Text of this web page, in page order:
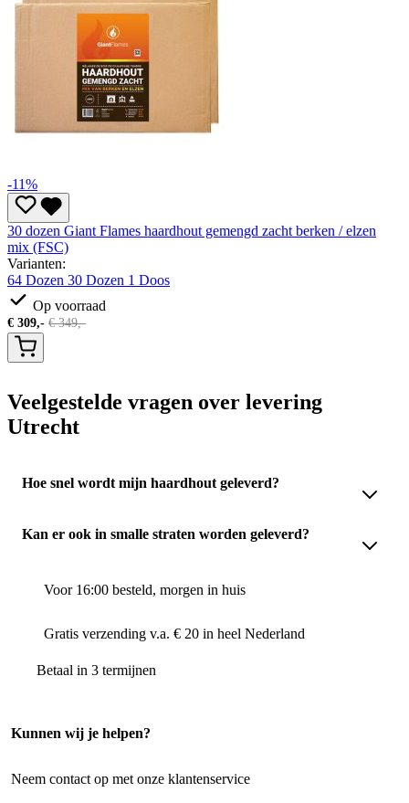
-11%
30 dozen Giant Flames haardhout gemengd zacht berken / elzen
mix (FSC)
Varianten:
64 Dozen 30 Dozen 1 Doos
Op voorraad
€ 309,- €349,-
Veelgestelde vragen over levering
Utrecht
Hoe snel wordt mijn haardhout geleverd?
Kan er ook in smalle straten worden geleverd?
Voor 16:00 besteld, morgen in huis
Gratis verzending v.a. € 20 in heel Nederland
Betaal in 3 termijnen
Kunnen wij je helpen?
Neem contact op met onze klantenservice